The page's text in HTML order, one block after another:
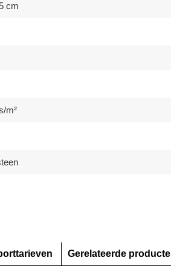
cm
m²
Gerelateerde